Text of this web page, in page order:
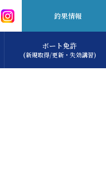
釣果情報
ボート免許
(新規取得/更新・失効講習)